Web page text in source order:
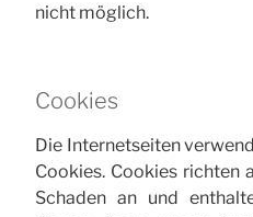
nicht möglich.
Cookies
Die Internetseiten
Cookies. Cookies richten
Schaden an und